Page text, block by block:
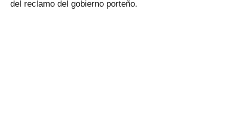
del reclamo del gobierno porteño.